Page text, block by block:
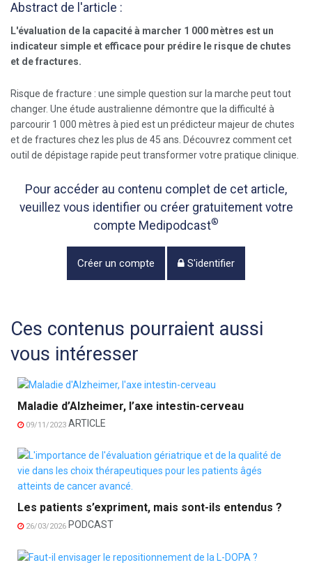
Abstract de l'article :
L'évaluation de la capacité à marcher 1 000 mètres est un
indicateur simple et efficace pour prédire le risque de chutes
et de fractures.
Risque de fracture : une simple question sur la marche peut tout
changer. Une étude australienne démontre que la difficulté à
parcourir 1 000 mètres à pied est un prédicteur majeur de chutes
et de fractures chez les plus de 45 ans. Découvrez comment cet
outil de dépistage rapide peut transformer votre pratique clinique.
Pour accéder au contenu complet de cet article,
veuillez vous identifier ou créer gratuitement votre
compte Medipodcast®
Créer un compte S'identifier
Ces contenus pourraient aussi
vous intéresser
Maladie d’Alzheimer, l’axe intestin-cerveau
09/11/2023 ARTICLE
Les patients s’expriment, mais sont-ils entendus ?
26/03/2026 PODCAST